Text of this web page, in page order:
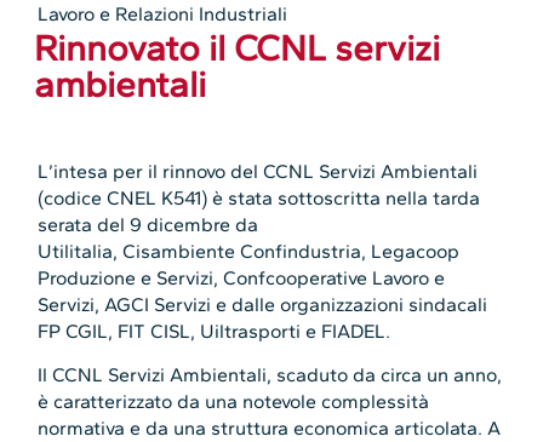
Lavoro e Relazioni Industriali
Rinnovato il CCNL servizi
ambientali
L’intesa per il rinnovo del CCNL Servizi Ambientali
(codice CNEL K541) è stata sottoscritta nella tarda
serata del 9 dicembre da
Utilitalia, Cisambiente Confindustria, Legacoop
Produzione e Servizi, Confcooperative Lavoro e
Servizi, AGCI Servizi e dalle organizzazioni sindacali
FP CGIL, FIT CISL, Uiltrasporti e FIADEL.
Il CCNL Servizi Ambientali, scaduto da circa un anno,
è caratterizzato da una notevole complessità
normativa e da una struttura economica articolata. A